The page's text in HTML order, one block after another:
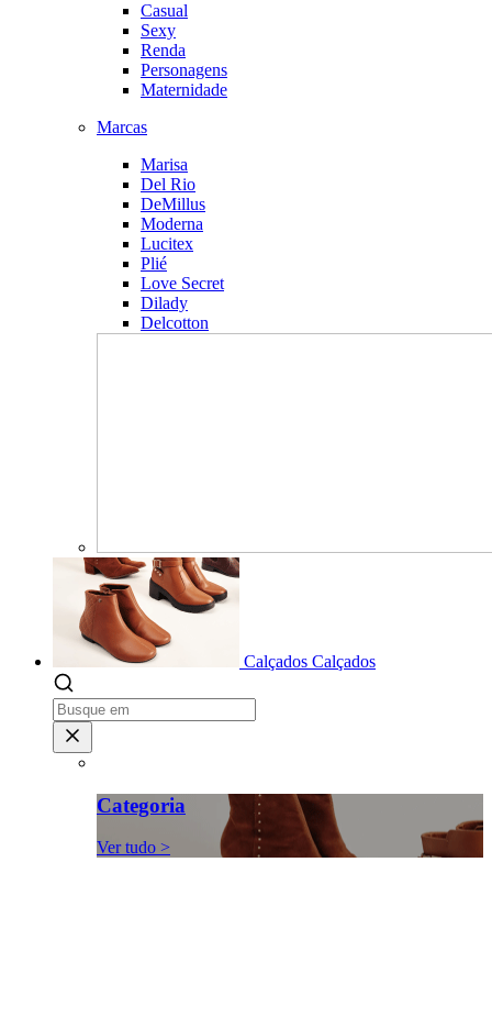
Casual
Sexy
Renda
Personagens
Maternidade
Marcas
Marisa
Del Rio
DeMillus
Moderna
Lucitex
Plié
Love Secret
Dilady
Delcotton
Calçados Calçados
Categoria
Ver tudo >